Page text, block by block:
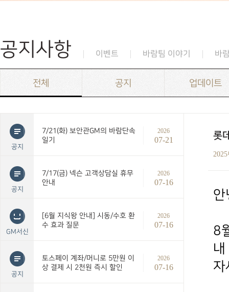
공지사항 이벤트 바람팀 이야기 바
전체 공지 업데이트
공지
7/21(화) 보안관GM의 바람단속
일기
2026
07-21
공지
7/17(금) 넥슨 고객상담실 휴무
안내
2026
07-16
GM서신
[6월 지식왕 안내] 시동/수호 환
수 효과 질문
2026
07-16
공지
토스페이 계좌/머니로 5만원 이
상 결제 시 2천원 즉시 할인
2026
07-16
롯
안
8
내
자